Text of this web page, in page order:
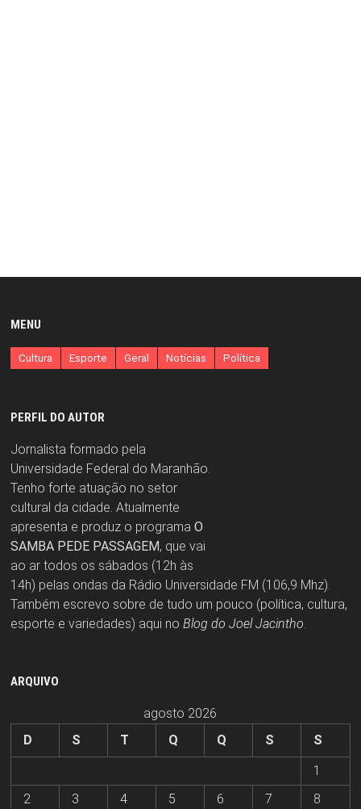
MENU
Cultura Esporte Geral Notícias Política
PERFIL DO AUTOR
Jornalista formado pela
Universidade Federal do Maranhão.
Tenho forte atuação no setor
cultural da cidade. Atualmente
apresenta e produz o programa O
SAMBA PEDE PASSAGEM, que vai
ao ar todos os sábados (12h às
14h) pelas ondas da Rádio Universidade FM (106,9 Mhz).
Também escrevo sobre de tudo um pouco (política, cultura,
esporte e variedades) aqui no Blog do Joel Jacintho.
ARQUIVO
agosto 2026
D
S T Q Q S
S
1
2
3 4 5 6 7 8